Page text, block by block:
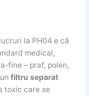
la PH04 e că
medical,
fine – praf, polen,
filtru separat
toxic care se